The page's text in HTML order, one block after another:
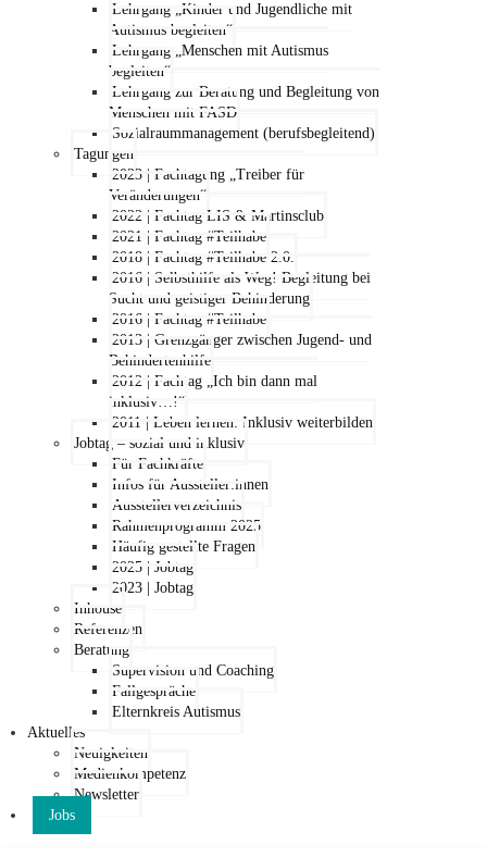
Lehrgang „Kinder und Jugendliche mit
Autismus begleiten“
Lehrgang „Menschen mit Autismus
begleiten“
Lehrgang zur Beratung und Begleitung von
Menschen mit FASD
Sozialraummanagement (berufsbegleitend)
Tagungen
2023 | Fachtagung „Treiber für
Veränderungen“
2022 | Fachtag LIS & Martinsclub
2021 | Fachtag #Teilhabe
2018 | Fachtag #Teilhabe 2.0.
2016 | Selbsthilfe als Weg! Begleitung bei
Sucht und geistiger Behinderung
2016 | Fachtag #Teilhabe
2013 | Grenzgänger zwischen Jugend- und
Behindertenhilfe
2012 | Fachtag „Ich bin dann mal
inklusiv…!“
2011 | Leben lernen: Inklusiv weiterbilden
Jobtag – sozial und inklusiv
Für Fachkräfte
Infos für Aussteller:innen
Ausstellerverzeichnis
Rahmenprogramm 2025
Häufig gestellte Fragen
2025 | Jobtag
2023 | Jobtag
Inhouse
Referenzen
Beratung
Supervision und Coaching
Fallgespräche
Elternkreis Autismus
Aktuelles
Neuigkeiten
Medienkompetenz
Newsletter
Jobs